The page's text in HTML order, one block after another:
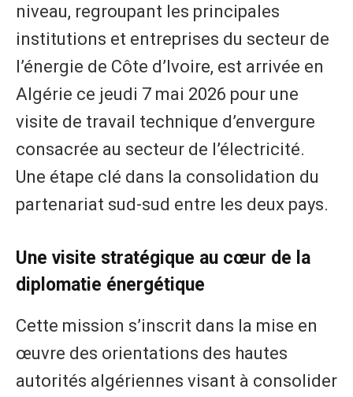
niveau, regroupant les principales
institutions et entreprises du secteur de
l’énergie de Côte d’Ivoire, est arrivée en
Algérie ce jeudi 7 mai 2026 pour une
visite de travail technique d’envergure
consacrée au secteur de l’électricité.
Une étape clé dans la consolidation du
partenariat sud-sud entre les deux pays.
Une visite stratégique au cœur de la
diplomatie énergétique
Cette mission s’inscrit dans la mise en
œuvre des orientations des hautes
autorités algériennes visant à consolider